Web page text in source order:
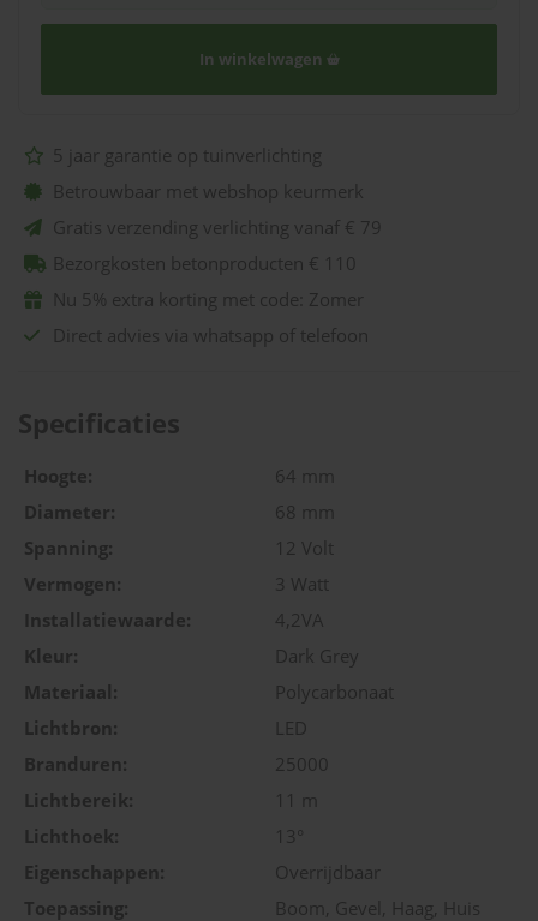
In winkelwagen
5 jaar garantie op tuinverlichting
Betrouwbaar met webshop keurmerk
Gratis verzending verlichting vanaf € 79
Bezorgkosten betonproducten € 110
Nu 5% extra korting met code: Zomer
Direct advies via whatsapp of telefoon
Specificaties
Hoogte:
64 mm
Diameter:
68 mm
Spanning:
12 Volt
Vermogen:
3 Watt
Installatiewaarde:
4,2VA
Kleur:
Dark Grey
Materiaal:
Polycarbonaat
Lichtbron:
LED
Branduren:
25000
Lichtbereik:
11 m
Lichthoek:
13°
Eigenschappen:
Overrijdbaar
Toepassing:
Boom, Gevel, Haag, Huis